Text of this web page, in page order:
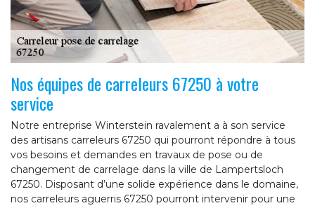
Nos équipes de carreleurs 67250 à votre
service
Notre entreprise Winterstein ravalement a à son service
des artisans carreleurs 67250 qui pourront répondre à tous
vos besoins et demandes en travaux de pose ou de
changement de carrelage dans la ville de Lampertsloch
67250. Disposant d’une solide expérience dans le domaine,
nos carreleurs aguerris 67250 pourront intervenir pour une